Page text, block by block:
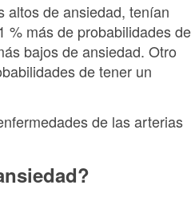
altos de ansiedad, tenían
% más de probabilidades de
bajos de ansiedad. Otro
de tener un
de las arterias